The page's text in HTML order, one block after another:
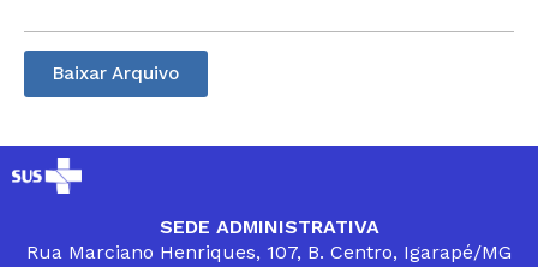
Baixar Arquivo
SEDE ADMINISTRATIVA
Rua Marciano Henriques, 107, B. Centro, Igarapé/MG